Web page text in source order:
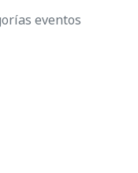
eventos